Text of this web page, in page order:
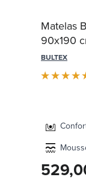
Matelas
90x190
BULTEX